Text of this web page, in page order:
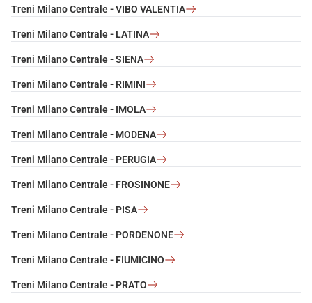
Treni Milano Centrale - VIBO VALENTIA
Treni Milano Centrale - LATINA
Treni Milano Centrale - SIENA
Treni Milano Centrale - RIMINI
Treni Milano Centrale - IMOLA
Treni Milano Centrale - MODENA
Treni Milano Centrale - PERUGIA
Treni Milano Centrale - FROSINONE
Treni Milano Centrale - PISA
Treni Milano Centrale - PORDENONE
Treni Milano Centrale - FIUMICINO
Treni Milano Centrale - PRATO